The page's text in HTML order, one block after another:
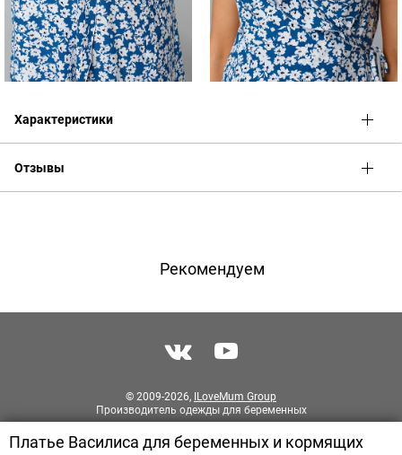
Характеристики
Отзывы
Рекомендуем
Платье Василиса для беременных и кормящих
© 2009-2026, ILoveMum Group
Производитель одежды для беременных
Разработка сайтаPIXITE